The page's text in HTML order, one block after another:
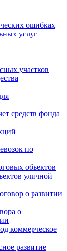
ошибках
услуг
участков
средств фонда
по
объектов
уличной
о развитии
о
коммерческое
развитие